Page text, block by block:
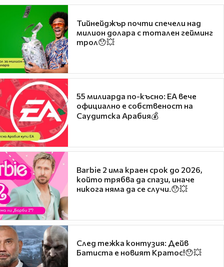
Тийнейджър почти спечели над
милион долара с тотален гейминг
трол😯💥
55 милиарда по-късно: EA вече
официално е собственост на
Саудитска Арабия💰
Barbie 2 има краен срок до 2026,
който трябва да спази, иначе
никога няма да се случи.😯💥
След тежка контузия: Дейв
Батиста е новият Кратос!😯💥